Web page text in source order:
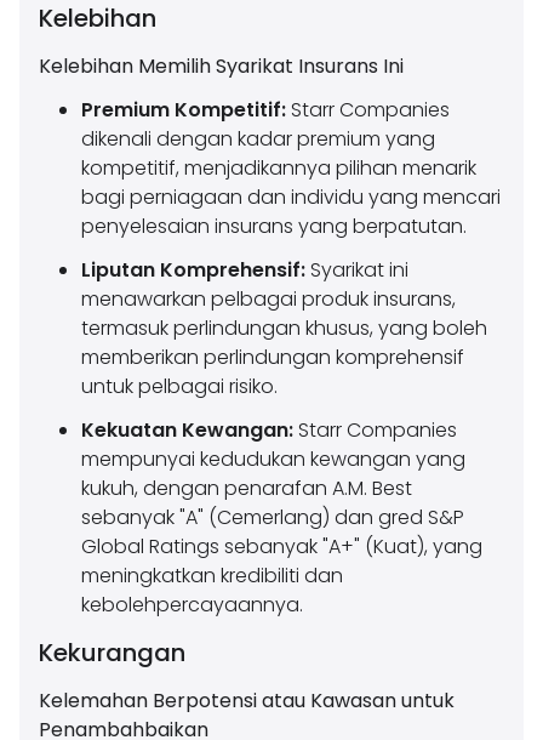
Kelebihan
Kelebihan Memilih Syarikat Insurans Ini
Premium Kompetitif: Starr Companies
dikenali dengan kadar premium yang
kompetitif, menjadikannya pilihan menarik
bagi perniagaan dan individu yang mencari
penyelesaian insurans yang berpatutan.
Liputan Komprehensif: Syarikat ini
menawarkan pelbagai produk insurans,
termasuk perlindungan khusus, yang boleh
memberikan perlindungan komprehensif
untuk pelbagai risiko.
Kekuatan Kewangan: Starr Companies
mempunyai kedudukan kewangan yang
kukuh, dengan penarafan A.M. Best
sebanyak "A" (Cemerlang) dan gred S&P
Global Ratings sebanyak "A+" (Kuat), yang
meningkatkan kredibiliti dan
kebolehpercayaannya.
Kekurangan
Kelemahan Berpotensi atau Kawasan untuk
Penambahbaikan